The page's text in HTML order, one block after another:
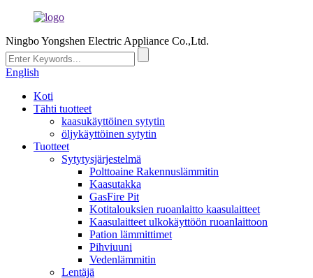
Ningbo Yongshen Electric Appliance Co.,Ltd.
English
Koti
Tähti tuotteet
kaasukäyttöinen sytytin
öljykäyttöinen sytytin
Tuotteet
Sytytysjärjestelmä
Polttoaine Rakennuslämmitin
Kaasutakka
GasFire Pit
Kotitalouksien ruoanlaitto kaasulaitteet
Kaasulaitteet ulkokäyttöön ruoanlaittoon
Pation lämmittimet
Pihviuuni
Vedenlämmitin
Lentäjä